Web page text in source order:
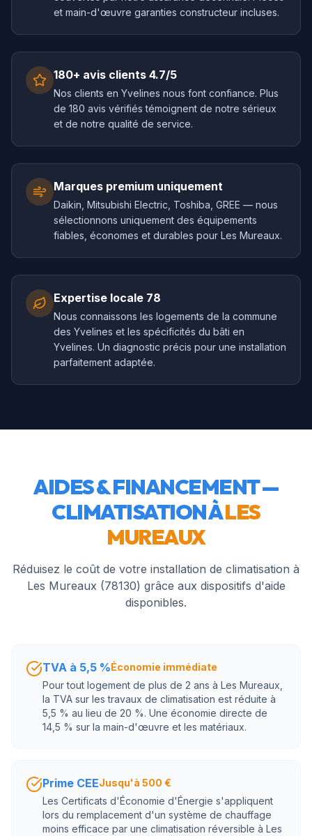
et main-d'œuvre garanties constructeur incluses.
180+ avis clients 4.7/5
Nos clients en Yvelines nous font confiance. Plus
de 180 avis vérifiés témoignent de notre sérieux
et de notre qualité de service.
Marques premium uniquement
Daikin, Mitsubishi Electric, Toshiba, GREE — nous
sélectionnons uniquement des équipements
fiables, économes et durables pour Les Mureaux.
Expertise locale 78
Nous connaissons les logements de la commune
des Yvelines et les spécificités du bâti en
Yvelines. Un diagnostic précis pour une installation
parfaitement adaptée.
AIDES & FINANCEMENT —
CLIMATISATION ÀLES
MUREAUX
Réduisez le coût de votre installation de climatisation à
Les Mureaux(78130) grâce aux dispositifs d'aide
disponibles.
TVA à 5,5 %Économie immédiate
Pour tout logement de plus de 2 ans à Les Mureaux,
la TVA sur les travaux de climatisation est réduite à
5,5 % au lieu de 20 %. Une économie directe de
14,5 % sur la main-d'œuvre et les matériaux.
Prime CEEJusqu'à 500 €
Les Certificats d'Économie d'Énergie s'appliquent
lors du remplacement d'un système de chauffage
moins efficace par une climatisation réversible à Les